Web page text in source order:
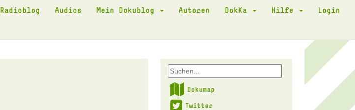
Radioblog Audios Mein Dokublog Autoren DokKa Hilfe Login
Dokumap
Twitter